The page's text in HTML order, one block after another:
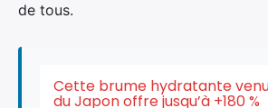
de tous.
Cette brume hydratante
du Japon offre jusqu’à +180 %